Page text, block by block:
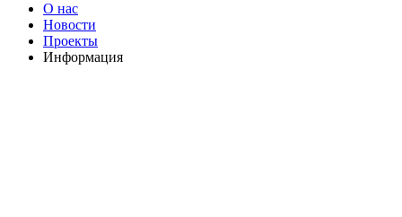
О нас
Новости
Проекты
Информация